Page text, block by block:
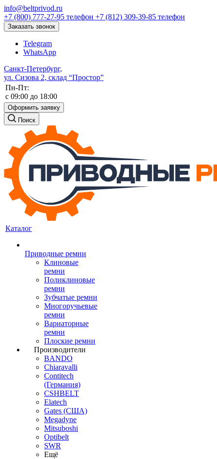
info@beltprivod.ru
+7 (800) 777-27-95 телефон +7 (812) 309-39-85 телефон
Заказать звонок
Telegram
WhatsApp
Санкт-Петербург,
ул. Сизова 2, склад “Простор”
Пн-Пт:
c 09:00 до 18:00
Оформить заявку
Поиск
Каталог
Приводные ремни
Клиновые
ремни
Поликлиновые
ремни
Зубчатые ремни
Многоручьевые
ремни
Вариаторные
ремни
Плоские ремни
Производители
BANDO
Chiaravalli
Contitech
(Германия)
CSHBELT
Elatech
Gates (США)
Megadyne
Mitsuboshi
Optibelt
SWR
Ещё